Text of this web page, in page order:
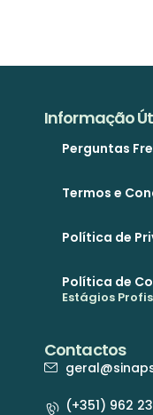
Informação
Perguntas
Termos e
Política de
Política de
Estágios
Contactos
(+351) 962